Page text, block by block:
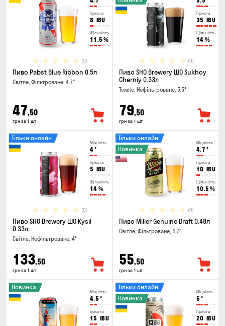
Гіркота
8 IBU
Щільність
11.5 %
(0)
Пиво Pabst Blue Ribbon 0.5л
Світле, Фільтроване, 4.7°
47,50
грн за 1 шт
Гіркота
35 IBU
Щільність
14 %
(0)
Пиво SHO Brewery ШО Sukhoy
Cherniy 0.33л
Темне, Нефільтроване, 5.5°
79,50
грн за 1 шт
Міцність
4°
Гіркота
5 IBU
Щільність
14 %
(0)
Тільки онлайн
Пиво SHO Brewery ШО Kysil
0.33л
Світле, Нефільтроване, 4°
133,50
грн за 1 шт
Міцність
4.7 °
Гіркота
10 IBU
Щільність
10.5 %
(0)
Тільки онлайн
Новинка
Пиво Miller Genuine Draft 0.48л
Світле, Фільтроване, 4.7°
55,50
грн за 1 шт
Міцність
4.5 °
Гіркота
15 IBU
Новинка
Міцність
5 °
Гіркота
20 IBU
Тільки онлайн
Новинка